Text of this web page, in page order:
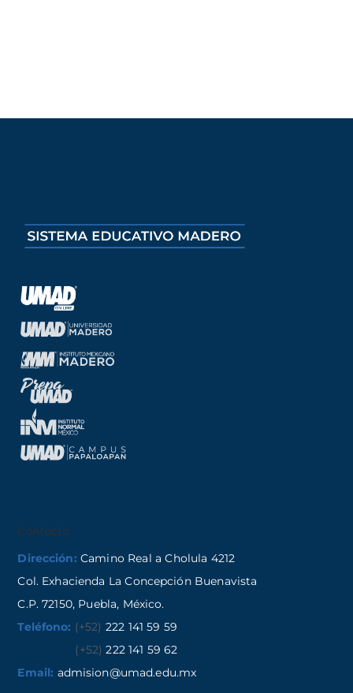
Contacto
Dirección: Camino Real a Cholula 4212
Col. Exhacienda La Concepción Buenavista
C.P. 72150, Puebla, México.
Teléfono: (+52) 222 141 59 59
(+52) 222 141 59 62
Email: admision@umad.edu.mx